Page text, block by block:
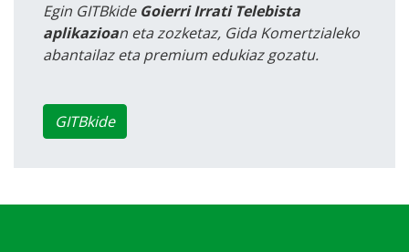
Egin GITBkide Goierri Irrati Telebista
aplikazioan eta zozketaz, Gida Komertzialeko
abantailaz eta premium edukiaz gozatu.
GITBkide